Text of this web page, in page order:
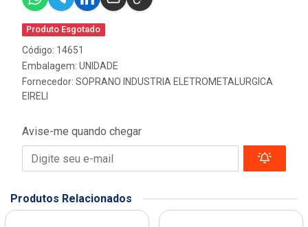
Produto Esgotado
Código: 14651
Embalagem: UNIDADE
Fornecedor: SOPRANO INDUSTRIA ELETROMETALURGICA
EIRELI
Avise-me quando chegar
Produtos Relacionados